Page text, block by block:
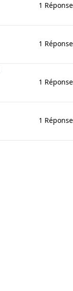
1 Réponse
1 Réponse
1 Réponse
1 Réponse